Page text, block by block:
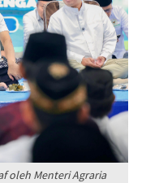
oleh Menteri Agraria